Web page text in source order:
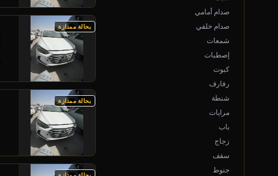
صدام أمامي
صدام خلفي
شمعات
إصطبات
كبوت
رفارف
شنطة
مرايات
باب
زجاج
سقف
جنوط
بحالة ممتازة
بحالة ممتازة